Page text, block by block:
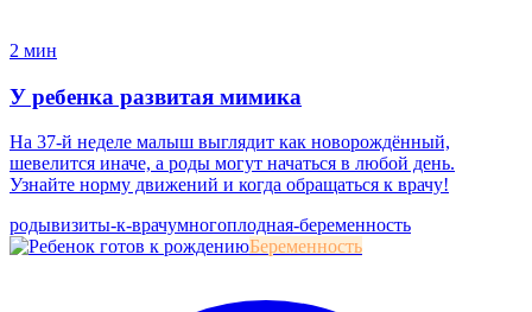
2 мин
У ребенка развитая мимика
На 37-й неделе малыш выглядит как новорождённый,
шевелится иначе, а роды могут начаться в любой день.
Узнайте норму движений и когда обращаться к врачу!
родывизиты-к-врачумногоплодная-беременность
Беременность